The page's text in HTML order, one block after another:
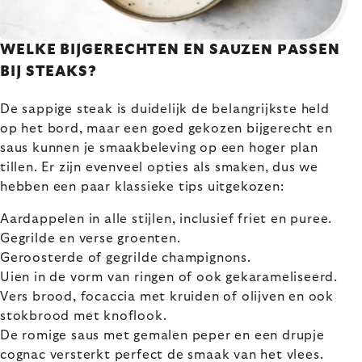
WELKE BIJGERECHTEN EN SAUZEN PASSEN
BIJ STEAKS?
De sappige steak is duidelijk de belangrijkste held
op het bord, maar een goed gekozen bijgerecht en
saus kunnen je smaakbeleving op een hoger plan
tillen. Er zijn evenveel opties als smaken, dus we
hebben een paar klassieke tips uitgekozen:
Aardappelen in alle stijlen, inclusief friet en puree.
Gegrilde en verse groenten.
Geroosterde of gegrilde champignons.
Uien in de vorm van ringen of ook gekarameliseerd.
Vers brood, focaccia met kruiden of olijven en ook
stokbrood met knoflook.
De romige saus met gemalen peper en een drupje
cognac versterkt perfect de smaak van het vlees.